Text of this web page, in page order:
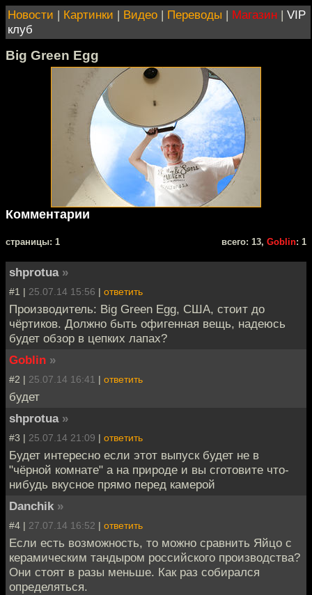
Новости | Картинки | Видео | Переводы | Магазин | VIP
клуб
Big Green Egg
Комментарии
cтраницы: 1 всего: 13, Goblin: 1
shprotua »
#1 | 25.07.14 15:56 | ответить
Производитель: Big Green Egg, США, стоит до
чёртиков. Должно быть офигенная вещь, надеюсь
будет обзор в цепких лапах?
Goblin »
#2 | 25.07.14 16:41 | ответить
будет
shprotua »
#3 | 25.07.14 21:09 | ответить
Будет интересно если этот выпуск будет не в
"чёрной комнате" а на природе и вы сготовите что-
нибудь вкусное прямо перед камерой
Danchik »
#4 | 27.07.14 16:52 | ответить
Если есть возможность, то можно сравнить Яйцо с
керамическим тандыром российского производства?
Они стоят в разы меньше. Как раз собирался
определяться.